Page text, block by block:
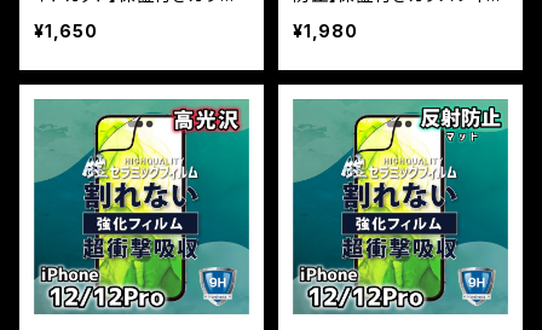
フィルム『鎧』平面タイプ
¥1,650
ム『鎧』平面タイプ
¥1,980